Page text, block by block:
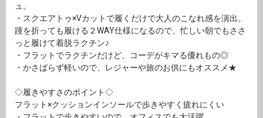
ュ。
・スクエアトゥ×Vカットで履くだけで大人のこなれ感を演出。
踵を折っても履ける２WAY仕様になるので、忙しい朝でもささ
っと履けて着脱ラクチン♪
・フラットでラクチンだけど、コーデがキマる優れもの◎
・かさばらず軽いので、レジャーや旅のお供にもオススメ★
◇履きやすさのポイント◇
フラット×クッションインソールで歩きやすく疲れにくい